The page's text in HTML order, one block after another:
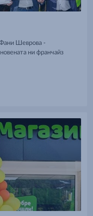
Фани Шеврова -
ни франчайз